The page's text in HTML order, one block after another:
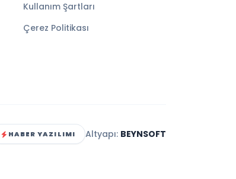
Kullanım Şartları
Çerez Politikası
HABER YAZILIMI Altyapı: BEYNSOFT